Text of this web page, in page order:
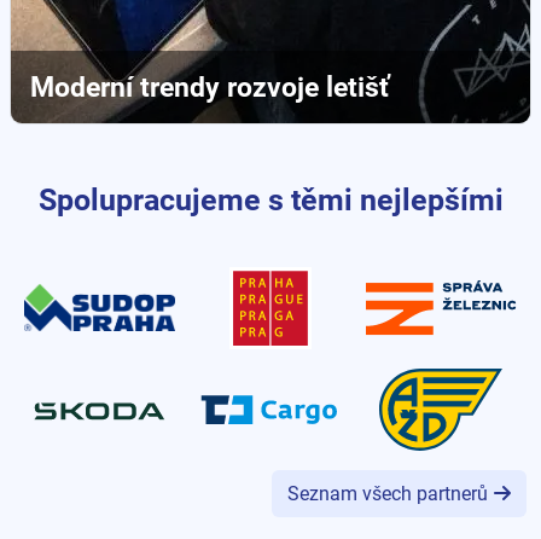
Moderní trendy rozvoje letišť
Spolupracujeme s těmi nejlepšími
Seznam všech partnerů